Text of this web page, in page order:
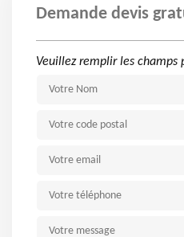
Demande devis
Veuillez remplir les champs